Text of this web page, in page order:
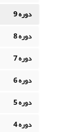
دوره 9
دوره 8
دوره 7
دوره 6
دوره 5
دوره 4